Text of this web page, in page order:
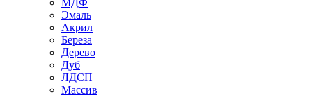
МДФ
Эмаль
Акрил
Береза
Дерево
Дуб
ЛДСП
Массив